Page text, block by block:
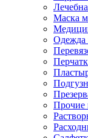
Маска
Одежда
Прочие